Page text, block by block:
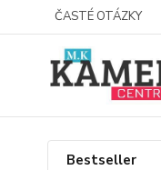
ČASTÉ OTÁZKY
Bestseller